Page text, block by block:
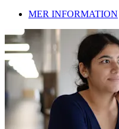
MER INFORMATION